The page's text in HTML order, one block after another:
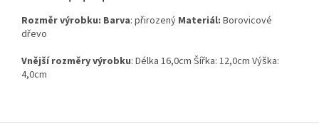
Rozměr výrobku: Barva: přirozený Materiál: Borovicové
dřevo
Vnější rozměry výrobku: Délka 16,0cm Šířka: 12,0cm Výška:
4,0cm